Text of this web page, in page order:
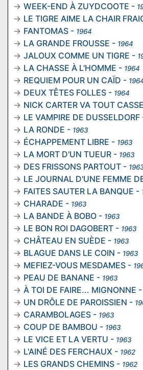
WEEK-END À ZUYDCOOTE -
LE TIGRE AIME LA CHAIR
FANTOMAS - 1964
LA GRANDE FROUSSE - 1964
JALOUX COMME UN TIGRE -
LA CHASSE À L'HOMME - 1964
REQUIEM POUR UN CAÏD -
DEUX TÊTES FOLLES - 1964
NICK CARTER VA TOUT
LE VAMPIRE DE DUSSELDORF
LA RONDE - 1963
ÉCHAPPEMENT LIBRE - 1963
LA MORT D'UN TUEUR - 1963
DES FRISSONS PARTOUT -
LE JOURNAL D'UNE FEMME
FAITES SAUTER LA BANQUE -
CHARADE - 1963
LA BANDE À BOBO - 1963
LE BON ROI DAGOBERT - 1963
CHÂTEAU EN SUÈDE - 1963
BLAGUE DANS LE COIN - 1963
MEFIEZ-VOUS MESDAMES -
PEAU DE BANANE - 1963
À TOI DE FAIRE... MIGNONNE -
UN DRÔLE DE PAROISSIEN -
CARAMBOLAGES - 1963
COUP DE BAMBOU - 1963
LE VICE ET LA VERTU - 1963
L'AINÉ DES FERCHAUX - 1962
LES GRANDS CHEMINS - 1962